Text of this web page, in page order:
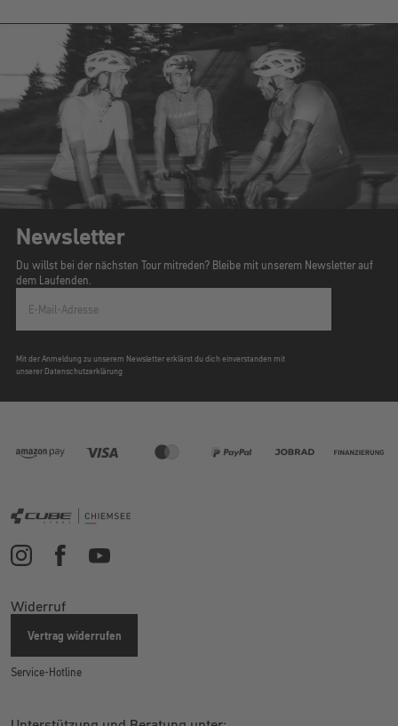
Newsletter
Du willst bei der nächsten Tour mitreden? Bleibe mit unserem Newsletter auf
dem Laufenden.
E-Mail-Adresse
Mit der Anmeldung zu unserem Newsletter erklärst du dich einverstanden mit
unserer Datenschutzerklärung
Widerruf
Vertrag widerrufen
Service-Hotline